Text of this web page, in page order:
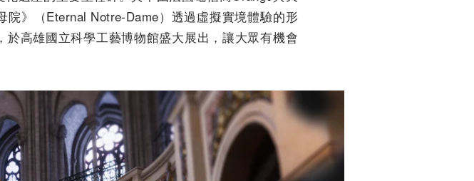
》（Eternal Notre-Dame）透過虛擬實境體驗的形
高雄國立科學工藝博物館盛大展出，讓大眾有機會